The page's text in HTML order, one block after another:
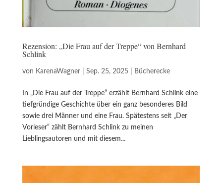
Rezension: „Die Frau auf der Treppe“ von Bernhard
Schlink
von KarenaWagner| Sep. 25, 2025| Bücherecke
In „Die Frau auf der Treppe“ erzählt Bernhard Schlink eine
tiefgründige Geschichte über ein ganz besonderes Bild
sowie drei Männer und eine Frau. Spätestens seit „Der
Vorleser“ zählt Bernhard Schlink zu meinen
Lieblingsautoren und mit diesem...